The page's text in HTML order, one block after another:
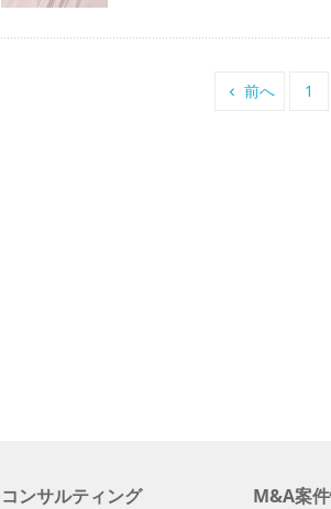
前へ 1
コンサルティング M&A案